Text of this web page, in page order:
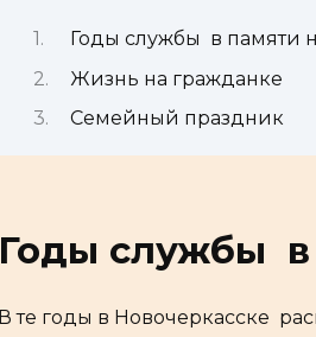
Годы службы в памяти
Жизнь на гражданке
Семейный праздник
Годы службы в
В те годы в Новочеркасске